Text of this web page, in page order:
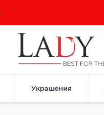
Украшения